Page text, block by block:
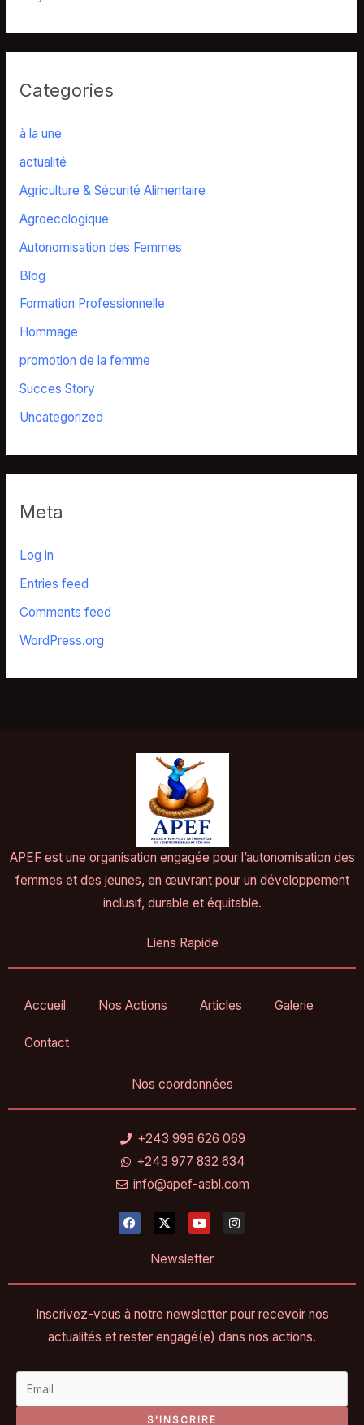
Categories
à la une
actualité
Agriculture & Sécurité Alimentaire
Agroecologique
Autonomisation des Femmes
Blog
Formation Professionnelle
Hommage
promotion de la femme
Succes Story
Uncategorized
Meta
Log in
Entries feed
Comments feed
WordPress.org
APEF est une organisation engagée pour l’autonomisation des
femmes et des jeunes, en œuvrant pour un développement
inclusif, durable et équitable.
Liens Rapide
Accueil Nos Actions Articles Galerie
Contact
Nos coordonnées
+243 998 626 069
+243 977 832 634
info@apef-asbl.com
F
a
X
-
w
i
r
Y
o
t
u
I
n
m
Newsletter
Inscrivez-vous à notre newsletter pour recevoir nos
actualités et rester engagé(e) dans nos actions.
S'INSCRIRE